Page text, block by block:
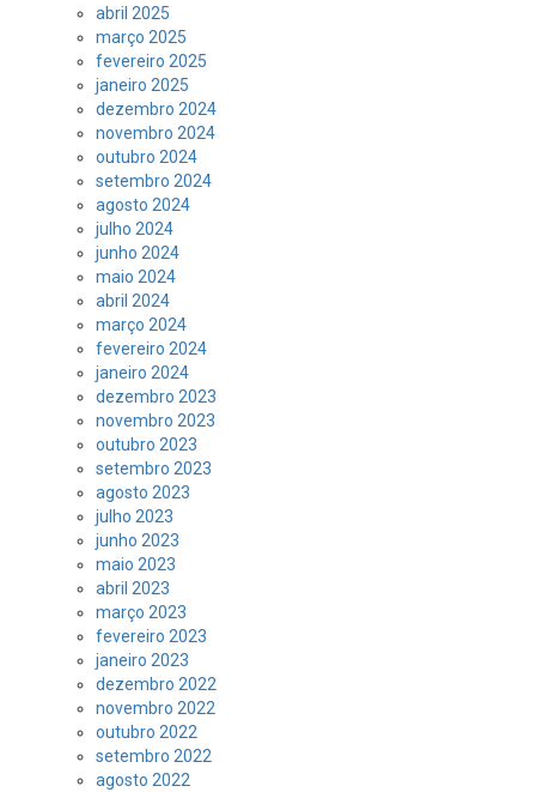
abril 2025
março 2025
fevereiro 2025
janeiro 2025
dezembro 2024
novembro 2024
outubro 2024
setembro 2024
agosto 2024
julho 2024
junho 2024
maio 2024
abril 2024
março 2024
fevereiro 2024
janeiro 2024
dezembro 2023
novembro 2023
outubro 2023
setembro 2023
agosto 2023
julho 2023
junho 2023
maio 2023
abril 2023
março 2023
fevereiro 2023
janeiro 2023
dezembro 2022
novembro 2022
outubro 2022
setembro 2022
agosto 2022